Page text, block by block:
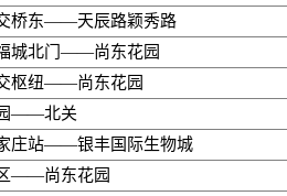
桥东——天辰路颖秀路
城北门——尚东花园
枢纽——尚东花园
——北关
庄站——银丰国际生物城
——尚东花园